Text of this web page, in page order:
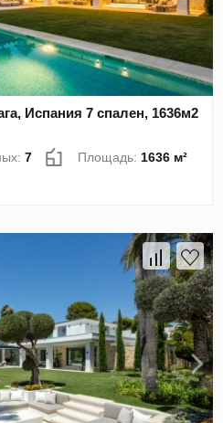
Испания 7 спален, 1636м2
7 Площадь:1636 м²